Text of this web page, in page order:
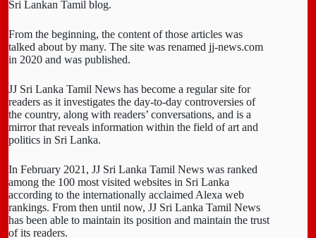
Sri Lankan Tamil blog.
From the beginning, the content of those articles was
talked about by many. The site was renamed jj-news.com
in 2020 and was published.
JJ Sri Lanka Tamil News has become a regular site for
readers as it investigates the day-to-day controversies of
the country, along with readers’ conversations, and is a
mirror that reveals information within the field of art and
politics in Sri Lanka.
In February 2021, JJ Sri Lanka Tamil News was ranked
among the 100 most visited websites in Sri Lanka
according to the internationally acclaimed Alexa web
rankings. From then until now, JJ Sri Lanka Tamil News
has been able to maintain its position and maintain the trust
of its readers.